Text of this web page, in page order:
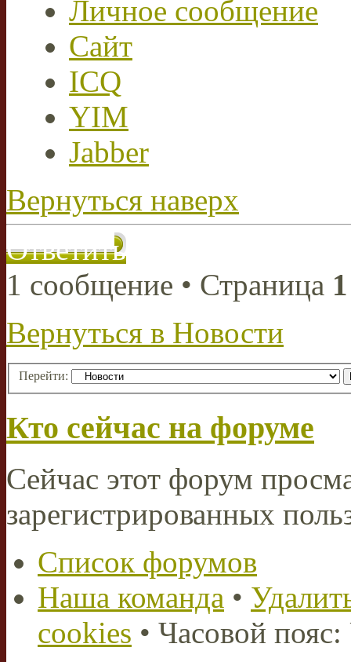
Личное сообщение
Сайт
ICQ
YIM
Jabber
Вернуться наверх
Ответить
1 сообщение • Страница 1
Вернуться в Новости
Перейти:
Кто сейчас на форуме
Сейчас этот форум
зарегистрированных
Список форумов
Наша команда •
cookies • Часовой